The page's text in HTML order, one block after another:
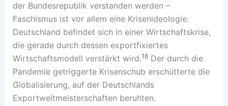
der Bundesrepublik verstanden werden –
Faschismus ist vor allem eine Krisenideologie.
Deutschland befindet sich in einer Wirtschaftskrise,
die gerade durch dessen exportfixiertes
Wirtschaftsmodell verstärkt wird.16Der durch die
Pandemie getriggerte Krisenschub erschütterte die
Globalisierung, auf der Deutschlands
Exportweltmeisterschaften beruhten.